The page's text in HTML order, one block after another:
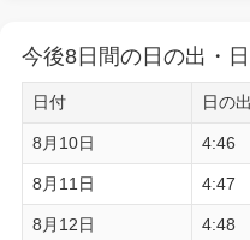
今後8日間の日の出・
日付 日の出
8月10日 4:46
8月11日 4:47
8月12日 4:48